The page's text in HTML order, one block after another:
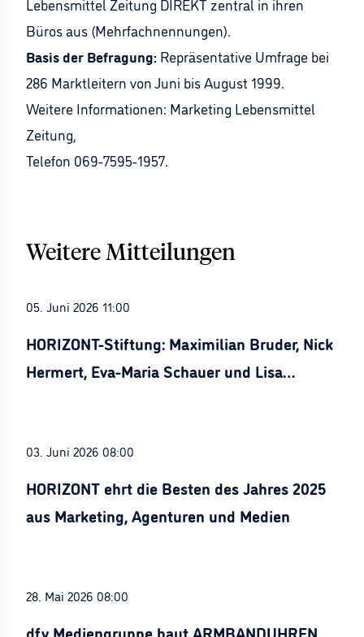
Lebensmittel Zeitung DIREKT zentral in ihren
Büros aus (Mehrfachnennungen).
Basis der Befragung: Repräsentative Umfrage bei
286 Marktleitern von Juni bis August 1999.
Weitere Informationen: Marketing Lebensmittel
Zeitung,
Telefon 069-7595-1957.
Weitere Mitteilungen
05. Juni 2026 11:00
HORIZONT-Stiftung: Maximilian Bruder, Nick
Hermert, Eva-Maria Schauer und Lisa
03. Juni 2026 08:00
HORIZONT ehrt die Besten des Jahres 2025
aus Marketing, Agenturen und Medien
28. Mai 2026 08:00
dfv Mediengruppe baut ARMBANDUHREN